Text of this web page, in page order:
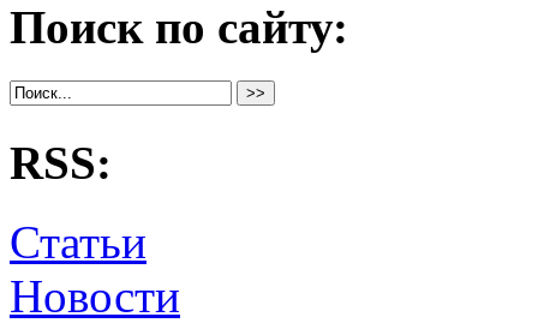
Поиск по сайту:
RSS:
Статьи
Новости